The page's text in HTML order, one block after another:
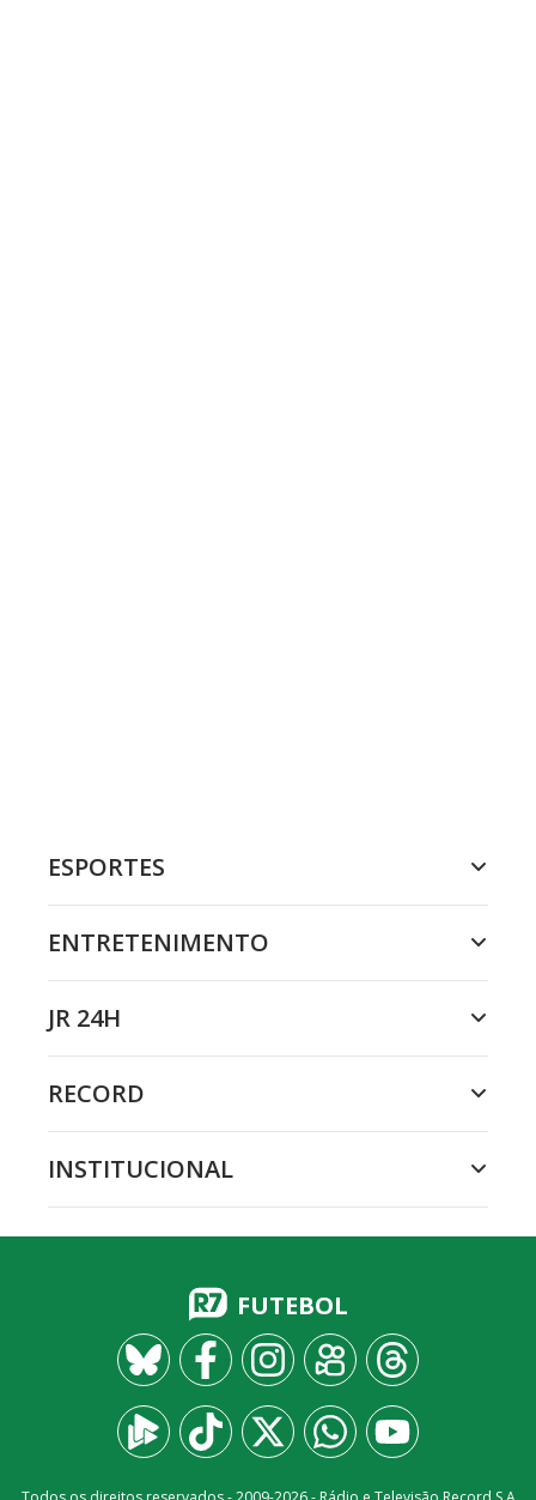
ESPORTES
ENTRETENIMENTO
JR 24H
RECORD
INSTITUCIONAL
FUTEBOL